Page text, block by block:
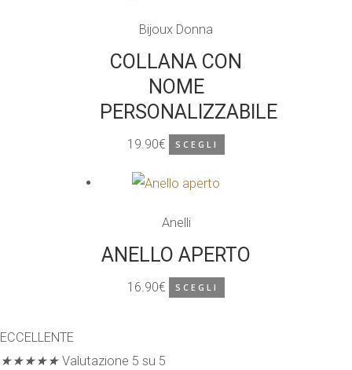
Bijoux Donna
COLLANA CON
NOME
PERSONALIZZABILE
19.90€ SCEGLI
Anelli
ANELLO APERTO
16.90€ SCEGLI
ECCELLENTE
★★★★★ Valutazione 5 su 5